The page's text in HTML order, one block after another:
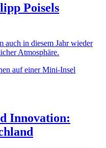
Poisels
auch in diesem Jahr wieder
Atmosphäre.
Innovation: